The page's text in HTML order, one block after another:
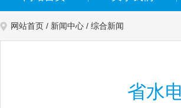
网站首页 / 新闻中心 / 综合新闻
省水